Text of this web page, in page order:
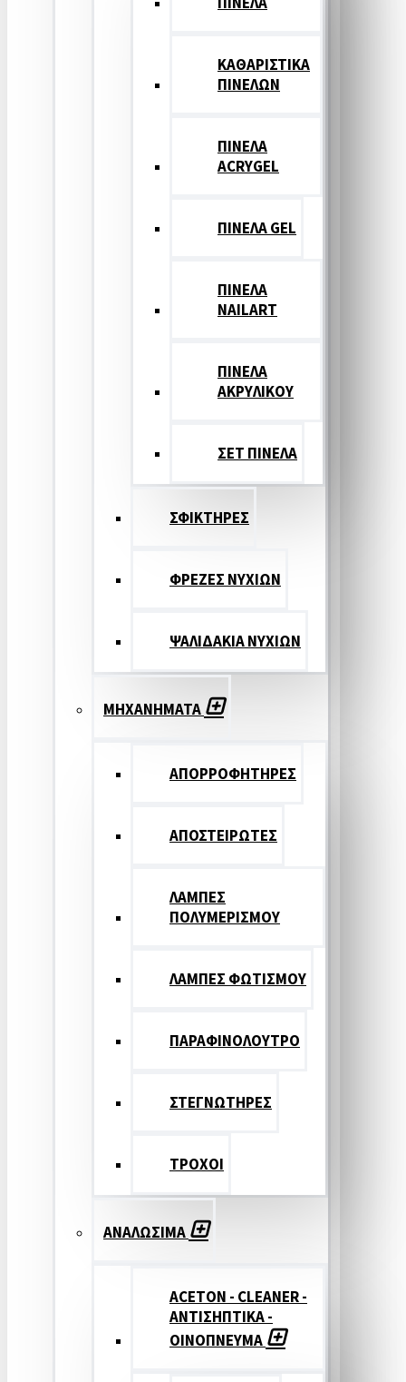
ΚΑΘΑΡΙΣΤΙΚΑ
ΠΙΝΕΛΩΝ
ΠΙΝΕΛΑ
ACRYGEL
ΠΙΝΕΛΑ GEL
ΠΙΝΕΛΑ
NAILART
ΠΙΝΕΛΑ
ΑΚΡΥΛΙΚΟΥ
ΣΕΤ ΠΙΝΕΛA
ΣΦΙΚΤΗΡΕΣ
ΦΡΕΖΕΣ ΝΥΧΙΩΝ
ΨΑΛΙΔΑΚΙΑ ΝΥΧΙΩΝ
ΜΗΧΑΝΗΜΑΤΑ
ΑΠΟΡΡΟΦΗΤΗΡΕΣ
ΑΠΟΣΤΕΙΡΩΤΕΣ
ΛΑΜΠΕΣ
ΠΟΛΥΜΕΡΙΣΜΟΥ
ΛΑΜΠΕΣ ΦΩΤΙΣΜΟΥ
ΠΑΡΑΦΙΝΟΛΟΥΤΡΟ
ΣΤΕΓΝΩΤΗΡΕΣ
ΤΡΟΧΟΙ
ΑΝΑΛΩΣΙΜΑ
ACETON - CLEANER -
ΑΝΤΙΣΗΠΤΙΚΑ -
ΟΙΝΟΠΝΕΥΜΑ